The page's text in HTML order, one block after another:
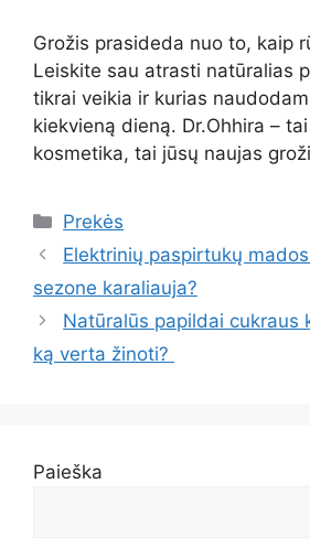
Grožis prasideda nuo to, kaip
Leiskite sau atrasti natūralias
tikrai veikia ir kurias
kiekvieną dieną. Dr.Ohhira –
kosmetika, tai jūsų naujas
Kategorijos
Prekės
Elektrinių paspirtukų
sezone karaliauja?
Natūralūs papildai cukraus
ką verta žinoti?
Paieška